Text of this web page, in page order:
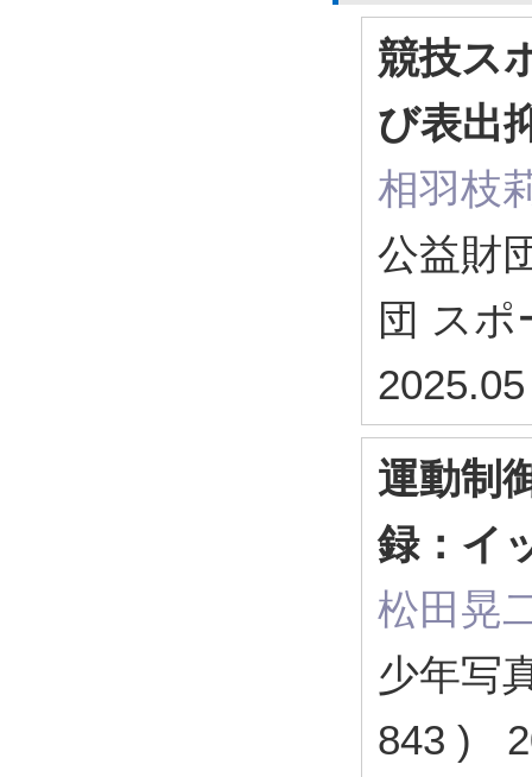
競技ス
び表出
相羽枝
公益財
団 ス
2025.05
運動制
録：イ
松田晃
少年写
843 )